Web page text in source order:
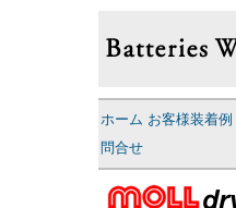
ホーム お客様装着例
問合せ